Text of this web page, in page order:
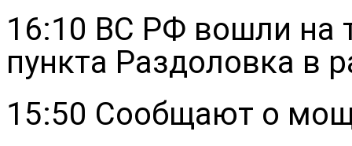
16:10 ВС РФ вошли на
пункта Раздоловка в
15:50 Сообщают о